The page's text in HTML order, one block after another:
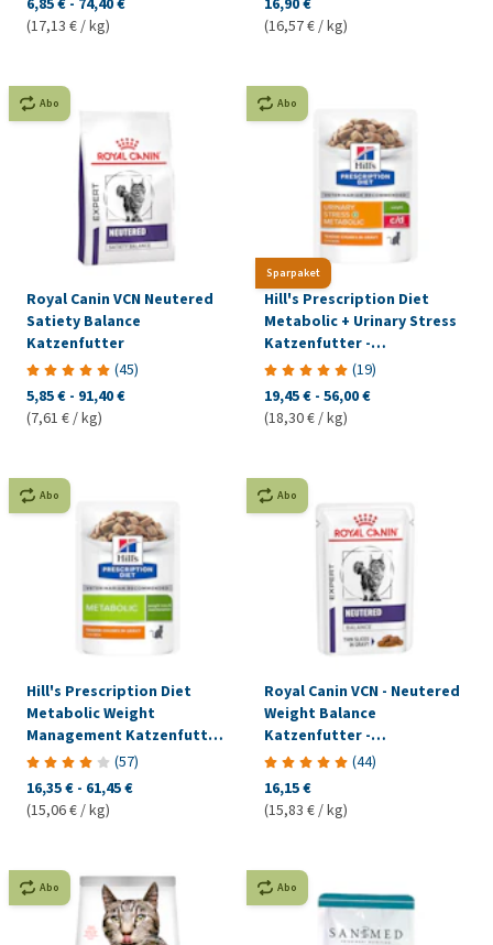
(17,13 € / kg)
(16,57 € / kg)
Abo
Royal Canin VCN Neutered
Satiety Balance
Katzenfutter
(45)
5,85 € - 91,40 €
(7,61 € / kg)
Sparpaket
Abo
Hill's Prescription Diet
Metabolic + Urinary Stress
Katzenfutter -
Frischebeutel
(19)
19,45 € - 56,00 €
(18,30 € / kg)
Abo
Hill's Prescription Diet
Metabolic Weight
Management Katzenfutter
- Frischebeutel
(57)
16,35 € - 61,45 €
(15,06 € / kg)
Abo
Royal Canin VCN - Neutered
Weight Balance
Katzenfutter -
Frischebeutel
(44)
16,15 €
(15,83 € / kg)
Abo Abo